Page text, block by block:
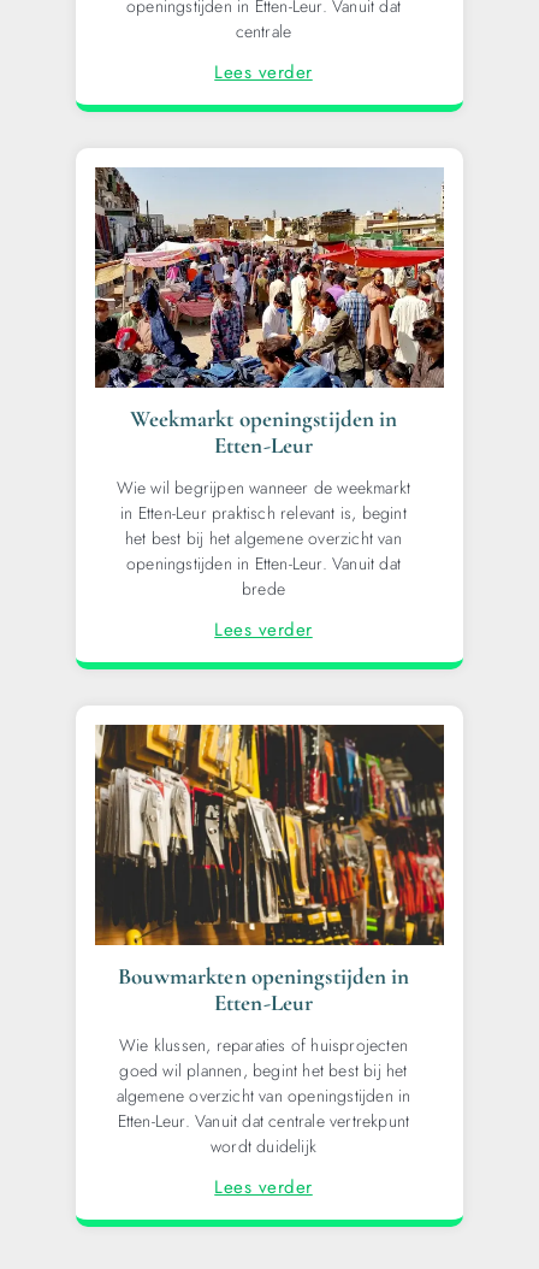
openingstijden in Etten-Leur. Vanuit dat
centrale
Lees verder
Weekmarkt openingstijden in
Etten-Leur
Wie wil begrijpen wanneer de weekmarkt
in Etten-Leur praktisch relevant is, begint
het best bij het algemene overzicht van
openingstijden in Etten-Leur. Vanuit dat
brede
Lees verder
Bouwmarkten openingstijden in
Etten-Leur
Wie klussen, reparaties of huisprojecten
goed wil plannen, begint het best bij het
algemene overzicht van openingstijden in
Etten-Leur. Vanuit dat centrale vertrekpunt
wordt duidelijk
Lees verder